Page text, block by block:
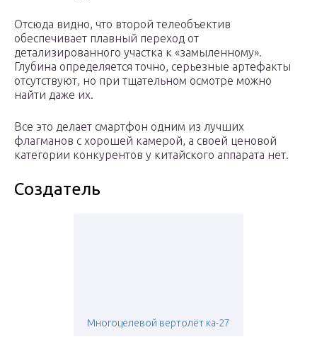
Отсюда видно, что второй телеобъектив
обеспечивает плавный переход от
детализированного участка к «замыленному».
Глубина определяется точно, серьезные артефакты
отсутствуют, но при тщательном осмотре можно
найти даже их.
Все это делает смартфон одним из лучших
флагманов с хорошей камерой, а своей ценовой
категории конкурентов у китайского аппарата нет.
Создатель
Многоцелевой вертолёт ка-27